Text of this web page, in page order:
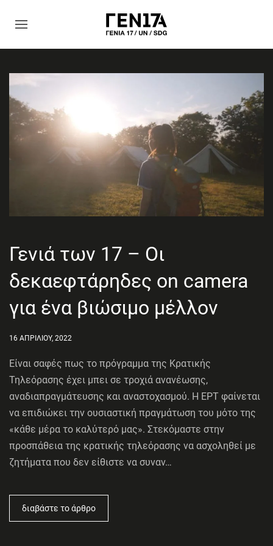
Γενιά των 17 – Οι
δεκαεφτάρηδες on camera
για ένα βιώσιμο μέλλον
16 ΑΠΡΙΛΙΟΥ, 2022
Είναι σαφές πως το πρόγραμμα της Κρατικής
Τηλεόρασης έχει μπει σε τροχιά ανανέωσης,
αναδιαπραγμάτευσης και αναστοχασμού. Η ΕΡΤ φαίνεται
να επιδιώκει την ουσιαστική πραγμάτωση του μότο της
«κάθε μέρα το καλύτερό μας». Στεκόμαστε στην
προσπάθεια της κρατικής τηλεόρασης να ασχοληθεί με
ζητήματα που δεν είθιστε να συναν…
διαβάστε το άρθρο